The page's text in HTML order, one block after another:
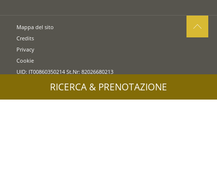
Mappa del sito
Credits
Privacy
Cookie
UID: IT00860350214 St.Nr: 82026680213
RICERCA & PRENOTAZIONE